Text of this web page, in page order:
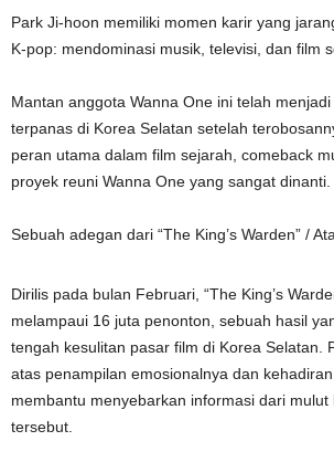
Park Ji-hoon memiliki momen karir yang
K-pop: mendominasi musik, televisi, dan film
Mantan anggota Wanna One ini telah
terpanas di Korea Selatan setelah
peran utama dalam film sejarah, comeback
proyek reuni Wanna One yang sangat dinanti.
Sebuah adegan dari “The King’s Warden” /
Dirilis pada bulan Februari, “The King’s
melampaui 16 juta penonton, sebuah hasil
tengah kesulitan pasar film di Korea Selatan.
atas penampilan emosionalnya dan
membantu menyebarkan informasi dari mulut
tersebut.